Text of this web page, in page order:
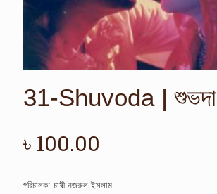
31-Shuvoda | শুভদা
৳ 100.00
পরিচালক: চাষী নজরুল ইসলাম